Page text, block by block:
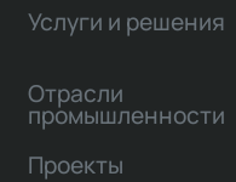
Услуги и решения
Отрасли
промышленности
Проекты